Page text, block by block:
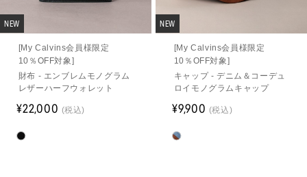
NEW
[My Calvins会員様限定
10％OFF対象]
財布 - エンブレムモノグラム
レザーハーフウォレット
¥22,000 (税込)
NEW
[My Calvins会員様限定
10％OFF対象]
キャップ - デニム＆コーデュ
ロイモノグラムキャップ
¥9,900 (税込)